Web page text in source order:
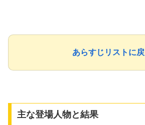
あらすじリストに
主な登場人物と結果